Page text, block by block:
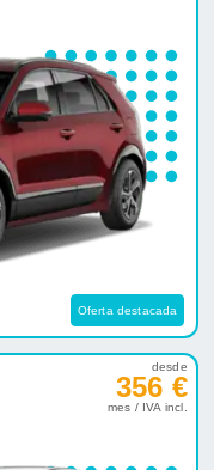
Oferta destacada
desde
356 €
mes / IVA incl.